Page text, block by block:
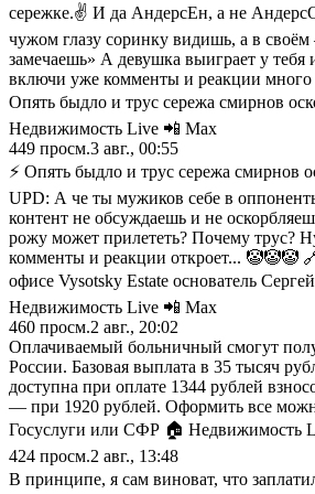
сережке.✌️ И да АндерсЕн, а не
чужом глазу соринку видишь, а в
замечаешь» А девушка выиграет у
включи уже комменты и реакции много
Опять быдло и трус сережа смирнов
Недвижимость Live 📲 Max
449 просм.3 авг., 00:55
⚡️ Опять быдло и трус сережа смирнов
UPD: А че ты мужиков себе в
контент не обсуждаешь и не
рожу может прилететь? Почему трус?
комменты и реакции откроет... 🤡🤡🤡
офисе Vysotsky Estate основатель
Недвижимость Live 📲 Max
460 просм.2 авг., 20:02
Оплачиваемый больничный смогут
России. Базовая выплата в 35 тысяч
доступна при оплате 1344 рублей
— при 1920 рублей. Оформить все
Госуслуги или СФР 🏠 Недвижимость
424 просм.2 авг., 13:48
В принципе, я сам виноват, что